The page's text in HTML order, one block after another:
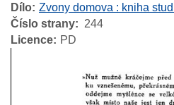
Dílo Zvony domova : kniha
Číslo strany
244
Licence
PD